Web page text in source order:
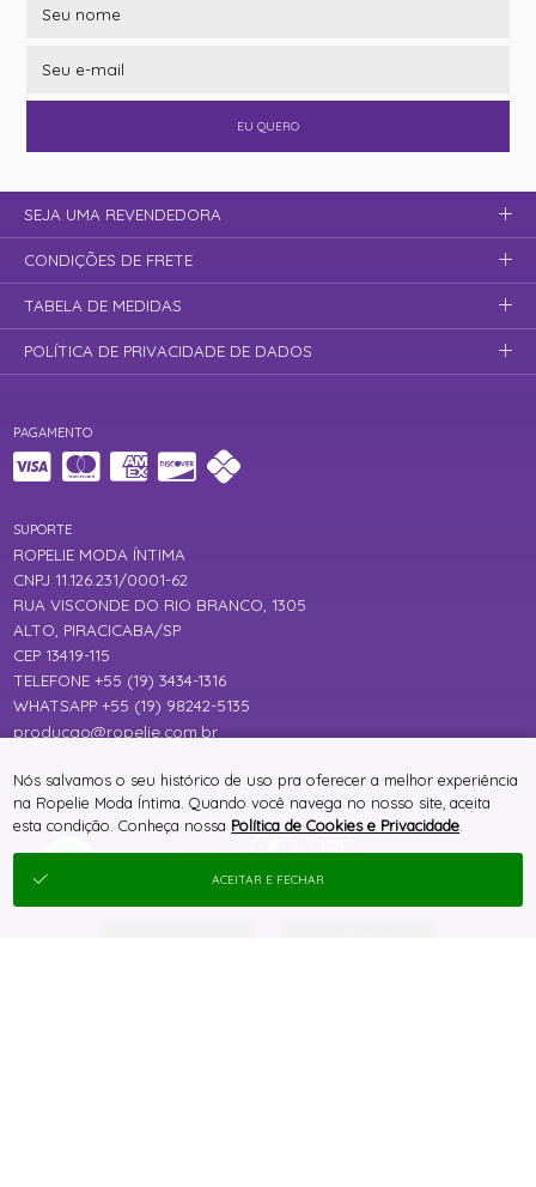
EU QUERO
PAGAMENTO
SUPORTE
ROPELIE MODA ÍNTIMA
CNPJ 11.126.231/0001-62
RUA VISCONDE DO RIO BRANCO, 1305
ALTO, PIRACICABA/SP
CEP 13419-115
TELEFONE +55 (19) 3434-1316
WHATSAPP +55 (19) 98242-5135
producao@ropelie.com.br
SEJA UMA REVENDEDORA
CONDIÇÕES DE FRETE
TABELA DE MEDIDAS
POLÍTICA DE PRIVACIDADE DE DADOS
Nós salvamos o seu histórico de uso pra oferecer a melhor experiência
na Ropelie Moda Íntima. Quando você navega no nosso site, aceita
esta condição. Conheça nossa Política de Cookies e Privacidade
ACEITAR E FECHAR